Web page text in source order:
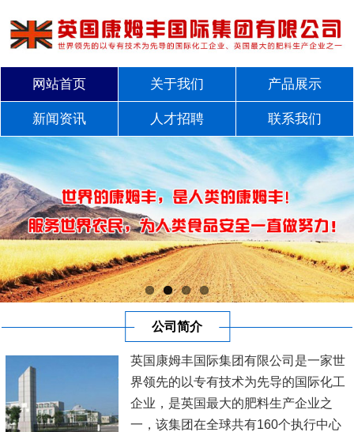
网站首页 关于我们 产品展示
新闻资讯 人才招聘 联系我们
公司简介
英国康姆丰国际集团有限公司是一家世
界领先的以专有技术为先导的国际化工
企业，是英国最大的肥料生产企业之
一，该集团在全球共有160个执行中心